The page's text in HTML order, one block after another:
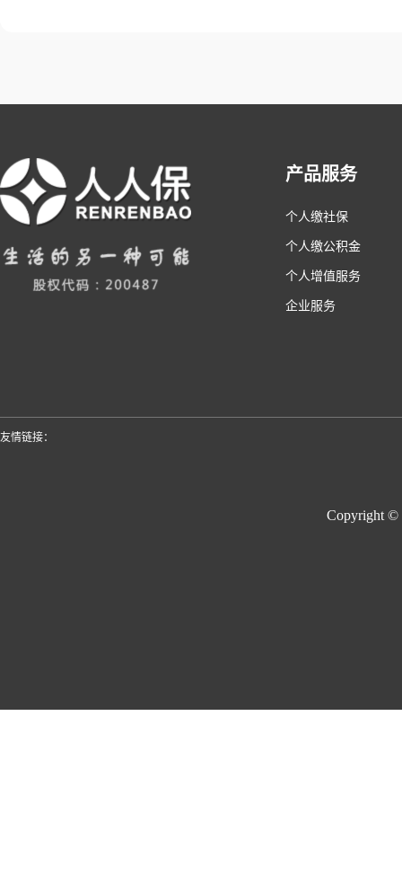
产品服务
个人缴社保
个人缴公积金
个人增值服务
企业服务
友情链接：
Copyright ©